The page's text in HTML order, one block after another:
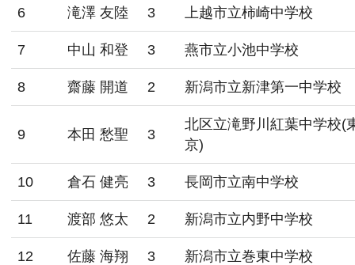
6 滝澤 友陸 3 上越市立柿崎中学校
7 中山 和登 3 燕市立小池中学校
8 齋藤 開道 2 新潟市立新津第一中学校
9 本田 愁聖 3
北区立滝野川紅葉中学校(
京)
10 倉石 健亮 3 長岡市立南中学校
11 渡部 悠太 2 新潟市立内野中学校
12 佐藤 海翔 3 新潟市立巻東中学校